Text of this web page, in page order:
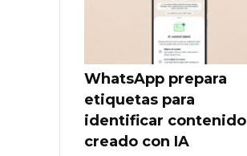
WhatsApp prepara
etiquetas para
identificar contenido
creado con IA